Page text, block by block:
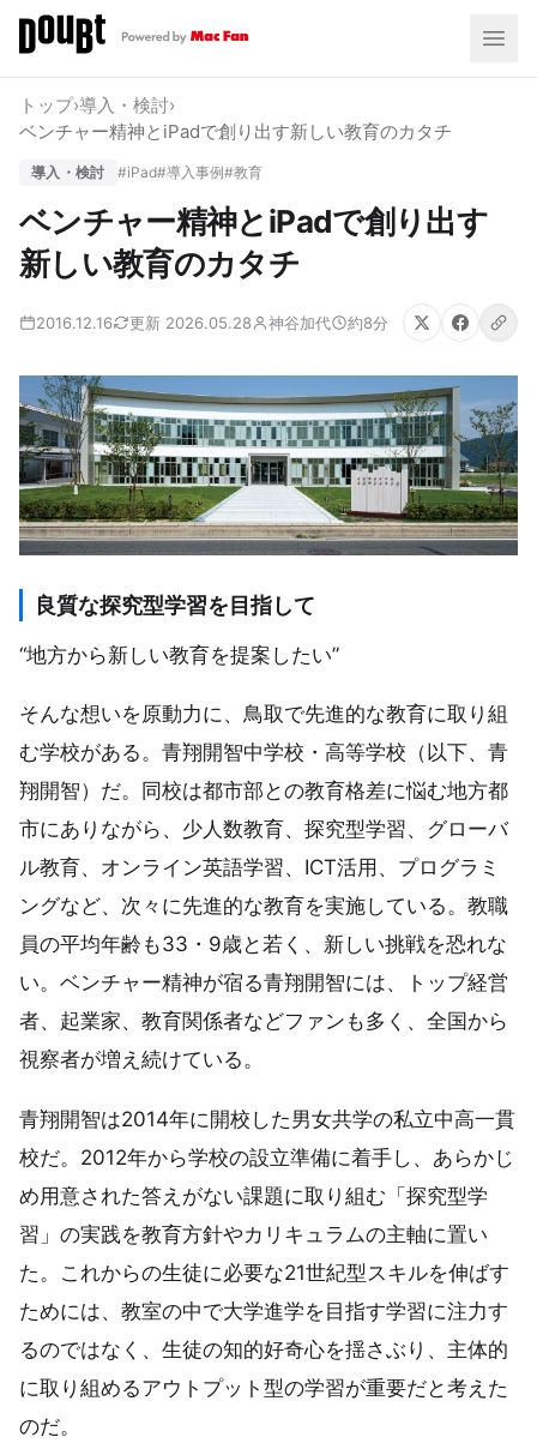
トップ›導入・検討›
ベンチャー精神とiPadで創り出す新しい教育のカタチ
導入・検討 #iPad#導入事例#教育
ベンチャー精神とiPadで創り出す
新しい教育のカタチ
2016.12.16 更新 2026.05.28 神谷加代 約8分
良質な探究型学習を目指して
“地方から新しい教育を提案したい”
そんな想いを原動力に、鳥取で先進的な教育に取り組
む学校がある。青翔開智中学校・高等学校（以下、青
翔開智）だ。同校は都市部との教育格差に悩む地方都
市にありながら、少人数教育、探究型学習、グローバ
ル教育、オンライン英語学習、ICT活用、プログラミ
ングなど、次々に先進的な教育を実施している。教職
員の平均年齢も33・9歳と若く、新しい挑戦を恐れな
い。ベンチャー精神が宿る青翔開智には、トップ経営
者、起業家、教育関係者などファンも多く、全国から
視察者が増え続けている。
青翔開智は2014年に開校した男女共学の私立中高一貫
校だ。2012年から学校の設立準備に着手し、あらかじ
め用意された答えがない課題に取り組む「探究型学
習」の実践を教育方針やカリキュラムの主軸に置い
た。これからの生徒に必要な21世紀型スキルを伸ばす
ためには、教室の中で大学進学を目指す学習に注力す
るのではなく、生徒の知的好奇心を揺さぶり、主体的
に取り組めるアウトプット型の学習が重要だと考えた
のだ。